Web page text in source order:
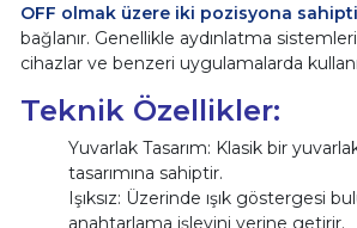
OFF olmak üzere iki pozisyona
bağlanır. Genellikle aydınlatma
cihazlar ve benzeri uygulamalarda
Teknik Özellikler:
Yuvarlak Tasarım: Klasik bir
tasarımına sahiptir.
Işıksız: Üzerinde ışık göstergesi
anahtarlama işlevini yerine getirir.